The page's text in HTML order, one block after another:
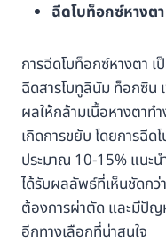
ฉีดโบท็อกซ์หางตา
การฉีดโบท็อกซ์หางตา เ
ฉีดสารโบทูลินัม ท็อกซิน
ผลให้กล้ามเนื้อหางตาท
เกิดการขยับ โดยการฉีด
ประมาณ 10-15% แนะ
ได้รับผลลัพธ์ที่เห็นชัดกว่
ต้องการผ่าตัด และมีปัญ
อีกทางเลือกที่น่าสนใจ